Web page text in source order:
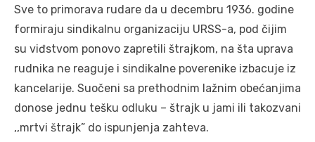
Sve to primorava rudare da u decembru 1936. godine
formiraju sindikalnu organizaciju URSS-a, pod čijim
su viđstvom ponovo zapretili štrajkom, na šta uprava
rudnika ne reaguje i sindikalne poverenike izbacuje iz
kancelarije. Suočeni sa prethodnim lažnim obećanjima
donose jednu tešku odluku – štrajk u jami ili takozvani
,,mrtvi štrajk” do ispunjenja zahteva.